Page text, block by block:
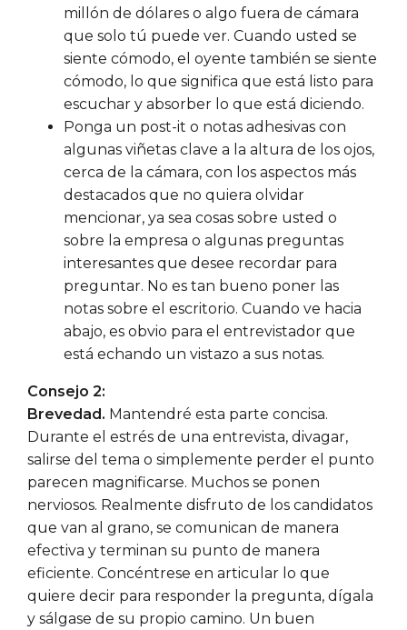
millón de dólares o algo fuera de cámara
que solo tú puede ver. Cuando usted se
siente cómodo, el oyente también se siente
cómodo, lo que significa que está listo para
escuchar y absorber lo que está diciendo.
Ponga un post-it o notas adhesivas con
algunas viñetas clave a la altura de los ojos,
cerca de la cámara, con los aspectos más
destacados que no quiera olvidar
mencionar, ya sea cosas sobre usted o
sobre la empresa o algunas preguntas
interesantes que desee recordar para
preguntar. No es tan bueno poner las
notas sobre el escritorio. Cuando ve hacia
abajo, es obvio para el entrevistador que
está echando un vistazo a sus notas.
Consejo 2:
Brevedad. Mantendré esta parte concisa.
Durante el estrés de una entrevista, divagar,
salirse del tema o simplemente perder el punto
parecen magnificarse. Muchos se ponen
nerviosos. Realmente disfruto de los candidatos
que van al grano, se comunican de manera
efectiva y terminan su punto de manera
eficiente. Concéntrese en articular lo que
quiere decir para responder la pregunta, dígala
y sálgase de su propio camino. Un buen